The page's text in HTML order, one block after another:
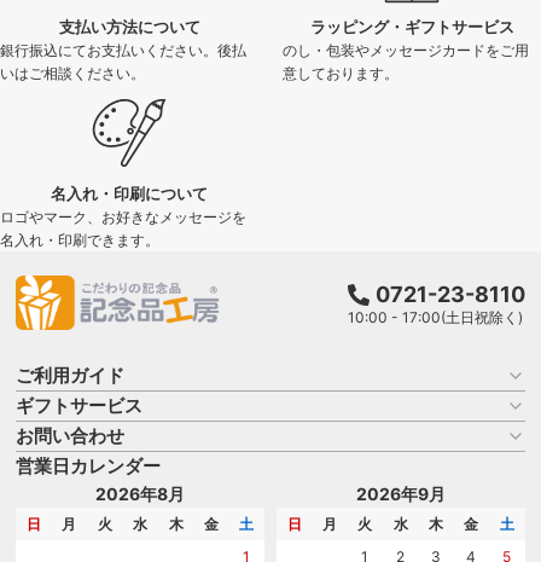
支払い方法について
銀行振込にてお支払いください。後払
いはご相談ください。
ラッピング・ギフトサービス
のし・包装やメッセージカードをご用
意しております。
名入れ・印刷について
ロゴやマーク、お好きなメッセージを
名入れ・印刷できます。
0721-23-8110
10:00 - 17:00(土日祝除く)
ご利用ガイド
お買い物ガイド
よくある質問
はじめての記念品選び
記念品工房の使い方
ギフトサービス
名入れについて
のし
メッセージカード
お問い合わせ
商品選びを相談する
名入れについて相談する
カタログを請求する
営業日カレンダー
2026年8月
日 月 火 水 木 金
土
1
2026年9月
日 月 火 水 木 金
土
1
2 3 4 5